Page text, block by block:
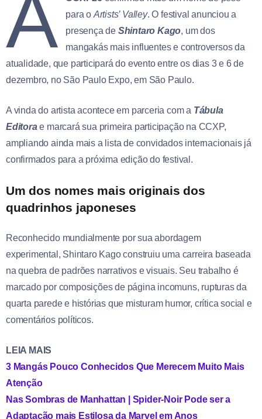
A
para o Artists’ Valley. O festival anunciou a
presença de Shintaro Kago, um dos
mangakás mais influentes e controversos da
atualidade, que participará do evento entre os dias 3 e 6 de
dezembro, no São Paulo Expo, em São Paulo.
A vinda do artista acontece em parceria com a Tábula
Editorae marcará sua primeira participação na CCXP,
ampliando ainda mais a lista de convidados internacionais já
confirmados para a próxima edição do festival.
Um dos nomes mais originais dos
quadrinhos japoneses
Reconhecido mundialmente por sua abordagem
experimental, Shintaro Kago construiu uma carreira baseada
na quebra de padrões narrativos e visuais. Seu trabalho é
marcado por composições de página incomuns, rupturas da
quarta parede e histórias que misturam humor, crítica social e
comentários políticos.
LEIA MAIS
3 Mangás Pouco Conhecidos Que Merecem Muito Mais
Atenção
Nas Sombras de Manhattan | Spider-Noir Pode ser a
Adaptação mais Estilosa da Marvel em Anos